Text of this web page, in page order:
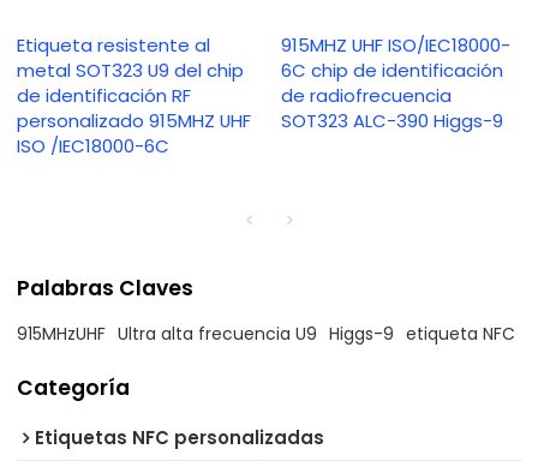
Etiqueta resistente al
metal SOT323 U9 del chip
de identificación RF
personalizado 915MHZ UHF
ISO /IEC18000-6C
915MHZ UHF ISO/IEC18000-
6C chip de identificación
de radiofrecuencia
SOT323 ALC-390 Higgs-9
Palabras Claves
915MHzUHF Ultra alta frecuencia U9 Higgs-9 etiqueta NFC
Categoría
Etiquetas NFC personalizadas